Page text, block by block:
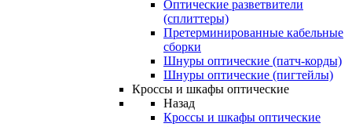
Оптические разветвители
(сплиттеры)
Претерминированные кабельные
сборки
Шнуры оптические (патч-корды)
Шнуры оптические (пигтейлы)
Кроссы и шкафы оптические
Назад
Кроссы и шкафы оптические